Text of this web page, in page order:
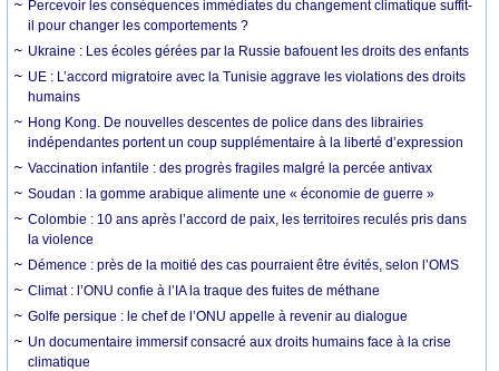
Percevoir les conséquences immédiates du changement climatique suffit-
il pour changer les comportements ?
Ukraine : Les écoles gérées par la Russie bafouent les droits des enfants
UE : L’accord migratoire avec la Tunisie aggrave les violations des droits
humains
Hong Kong. De nouvelles descentes de police dans des librairies
indépendantes portent un coup supplémentaire à la liberté d’expression
Vaccination infantile : des progrès fragiles malgré la percée antivax
Soudan : la gomme arabique alimente une « économie de guerre »
Colombie : 10 ans après l’accord de paix, les territoires reculés pris dans
la violence
Démence : près de la moitié des cas pourraient être évités, selon l’OMS
Climat : l’ONU confie à l’IA la traque des fuites de méthane
Golfe persique : le chef de l’ONU appelle à revenir au dialogue
Un documentaire immersif consacré aux droits humains face à la crise
climatique